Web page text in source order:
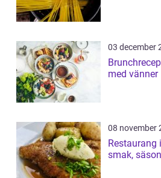
03 december
med vänner
08 november
Restaurang
smak,